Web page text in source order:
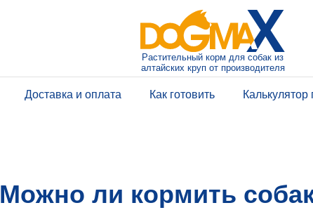
Растительный корм для собак из
алтайских круп от производителя
Доставка и оплата Как готовить Калькулятор
Можно ли кормить